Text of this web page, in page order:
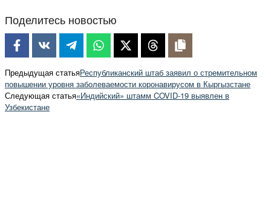
Поделитесь новостью
Предыдущая статьяРеспубликанский штаб заявил о стремительном
повышении уровня заболеваемости коронавирусом в Кыргызстане
Следующая статья«Индийский» штамм COVID-19 выявлен в
Узбекистане